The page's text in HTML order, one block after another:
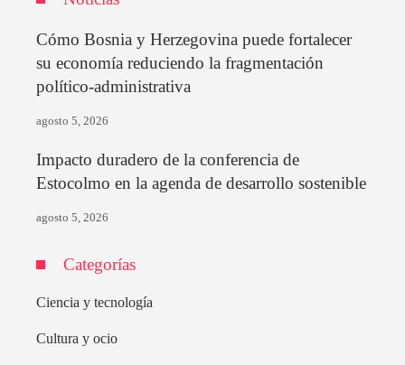
Cómo Bosnia y Herzegovina puede fortalecer
su economía reduciendo la fragmentación
político-administrativa
agosto 5, 2026
Impacto duradero de la conferencia de
Estocolmo en la agenda de desarrollo sostenible
agosto 5, 2026
Categorías
Ciencia y tecnología
Cultura y ocio